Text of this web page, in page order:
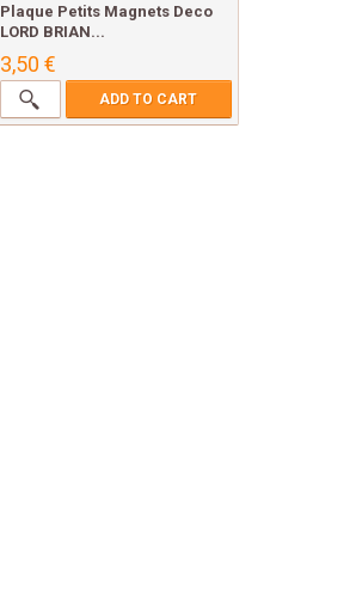
Plaque Petits Magnets Deco
LORD BRIAN...
3,50 €
ADD TO CART